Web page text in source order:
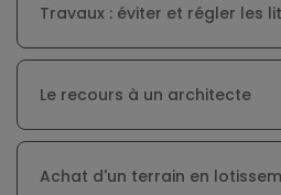
Travaux : éviter et régler les
Le recours à un architecte
Achat d'un terrain en